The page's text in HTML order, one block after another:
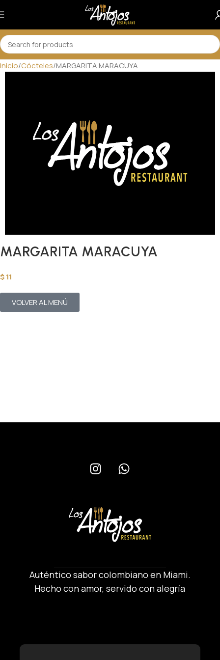
Inicio Cócteles MARGARITA MARACUYA
MARGARITA MARACUYA
$11
VOLVER AL MENÚ
Auténtico sabor colombiano en Miami.
Hecho con amor, servido con alegría